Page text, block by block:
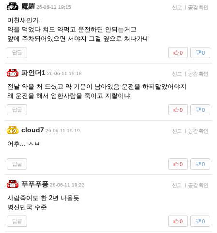
魔羅 26-06-11 19:15 신고 | 공감 확인
미친새낀가..
약을 먹었다 쳐도 약먹고 운전하면 안되는거고
앞에 주차되어있으면 서야지 그걸 옆으로 쳐나가네
답글 0
0
파인더1 26-06-11 19:18 신고 | 공감 확인
전날 약을 처 드셨고 약 기운이 남아있음 운전을 하지말았어야지
왜 운전을 해서 엄한사람을 죽이고 지랄이냐
답글 0
0
cloud7 26-06-11 19:19 신고 | 공감 확인
어후... ㅅㅂ
답글 0
0
푸푸푸풍 26-06-11 19:23 신고 | 공감 확인
사람죽여도 한 2년 나올듯
병신민국 수준
답글 0
0